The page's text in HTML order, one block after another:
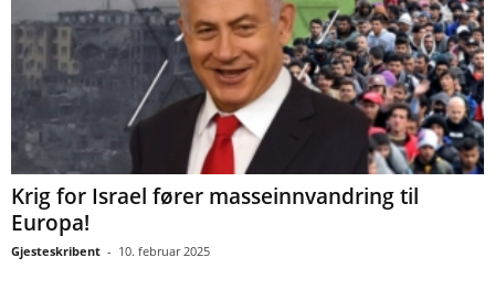
Krig for Israel fører masseinnvandring til
Europa!
Gjesteskribent - 10. februar 2025